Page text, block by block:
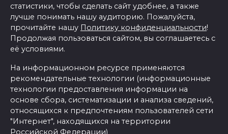
статистики, чтобы сделать сайт удобнее, а также
лучше понимать нашу аудиторию. Пожалуйста,
прочитайте нашу Политику конфиденциальности!
Продолжая пользоваться сайтом, вы соглашаетесь с
её условиями.
На информационном ресурсе применяются
рекомендательные технологии (информационные
технологии предоставления информации на
основе сбора, систематизации и анализа сведений,
относящихся к предпочтениям пользователей сети
"Интернет", находящихся на территории
Российской Федерации)